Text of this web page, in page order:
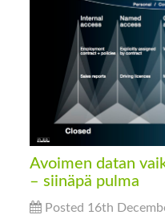
Avoimen datan
– siinäpä pulma
Posted 16th